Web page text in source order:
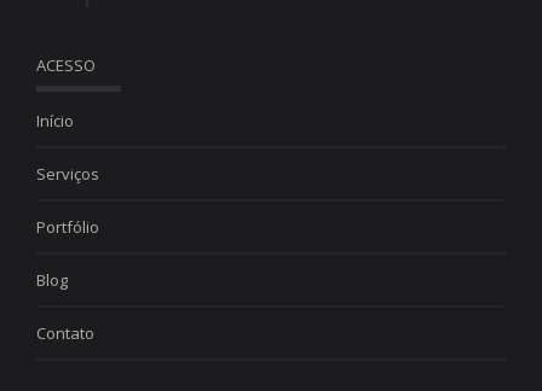
ACESSO
Início
Serviços
Portfólio
Blog
Contato